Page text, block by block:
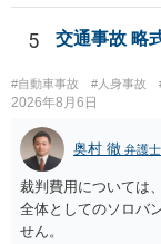
5 交通事故 略
#自動車事故 #人身事故
2026年8月6日
奥村 徹 弁護士
裁判費用については
全体としてのソロバ
せん。